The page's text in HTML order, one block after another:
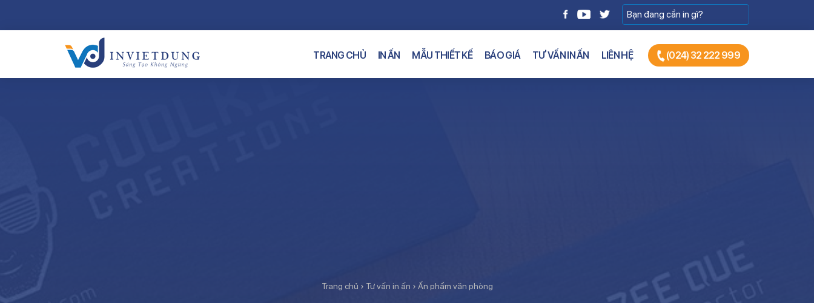
TRANG CHỦ IN ẤN MẪU THIẾT KẾ BÁO GIÁ TƯ VẤN IN ẤN LIÊN HỆ (024) 32 222 999
Trang chủ › Tư vấn in ấn › Ấn phẩm văn phòng